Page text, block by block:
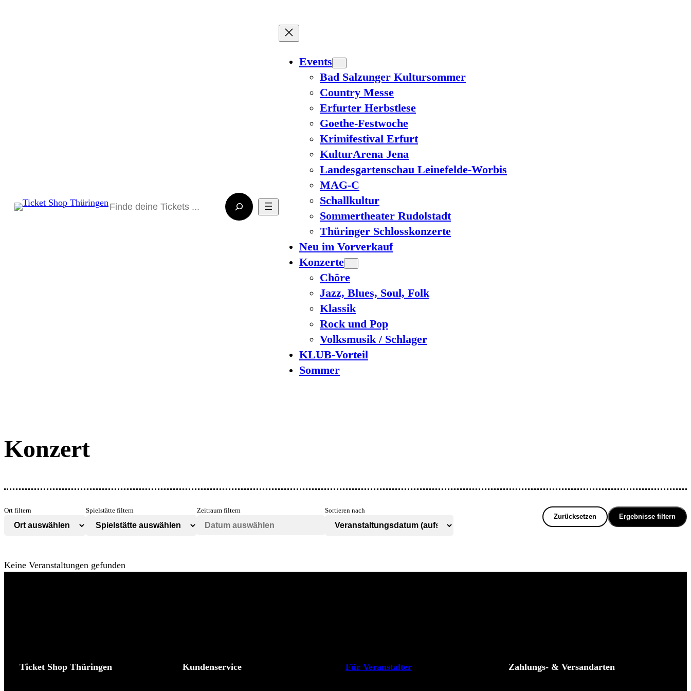
Events
Bad Salzunger Kultursommer
Country Messe
Erfurter Herbstlese
Goethe-Festwoche
Krimifestival Erfurt
KulturArena Jena
Landesgartenschau Leinefelde-Worbis
MAG-C
Schallkultur
Sommertheater Rudolstadt
Thüringer Schlosskonzerte
Neu im Vorverkauf
Konzerte
Chöre
Jazz, Blues, Soul, Folk
Klassik
Rock und Pop
Volksmusik / Schlager
KLUB-Vorteil
Sommer
Konzert
Ort filtern Spielstätte filtern Zeitraum filtern Sortieren nach
Zurücksetzen Ergebnisse filtern
Keine Veranstaltungen gefunden
Ticket Shop Thüringen Kundenservice Für Veranstalter Zahlungs- & Versandarten